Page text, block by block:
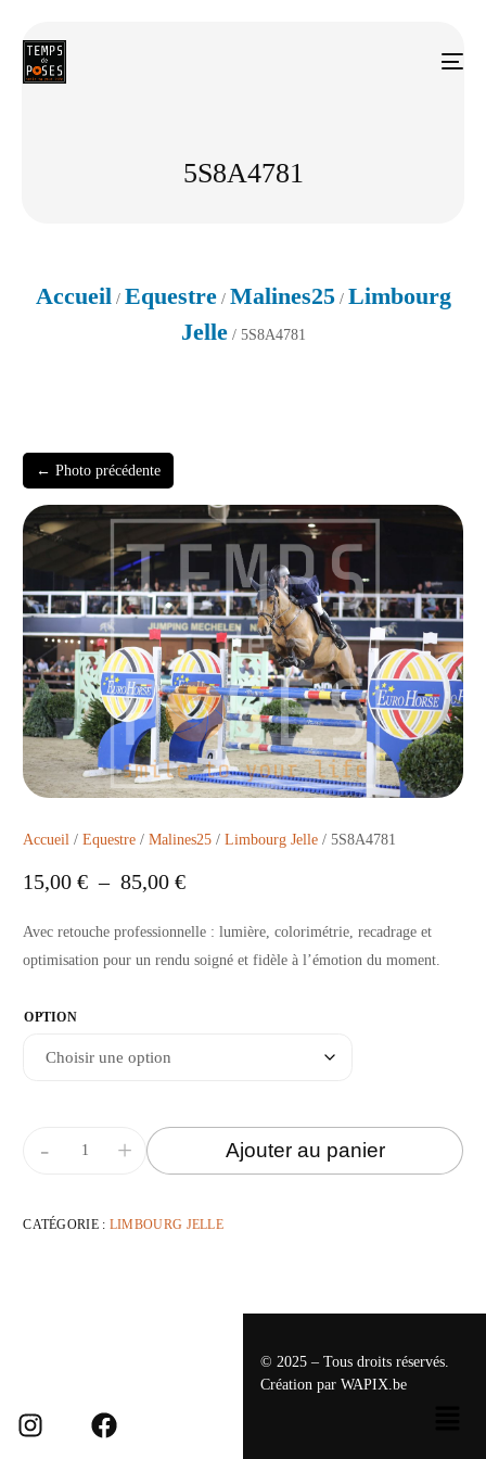
5S8A4781
Accueil / Equestre/ Malines25/ Limbourg
Jelle/ 5S8A4781
← Photo précédente
Accueil /Equestre /Malines25 /Limbourg Jelle / 5S8A4781
15,00€ – 85,00€
Avec retouche professionnelle : lumière, colorimétrie, recadrage et
optimisation pour un rendu soigné et fidèle à l’émotion du moment.
OPTION
+
- Ajouter au panier
CATÉGORIE : LIMBOURG JELLE
© 2025 – Tous droits réservés.
Création par WAPIX.be